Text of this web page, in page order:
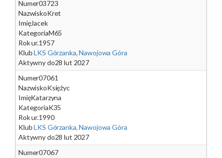
Numer03723
NazwiskoKret
ImięJacek
KategoriaM65
Rok ur.1957
KlubLKS Górzanka, Nawojowa Góra
Aktywny do28 lut 2027
Numer07061
NazwiskoKsiężyc
ImięKatarzyna
KategoriaK35
Rok ur.1990
KlubLKS Górzanka, Nawojowa Góra
Aktywny do28 lut 2027
Numer07067